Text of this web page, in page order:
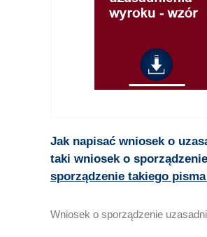
Jak napisać wniosek o
taki wniosek o
sporządzenie takiego
Wniosek o sporządzenie